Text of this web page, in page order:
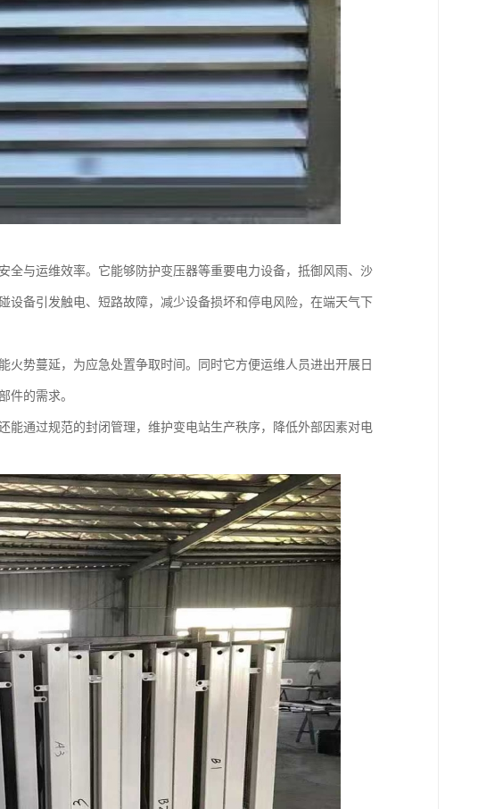
全与运维效率。它能够防护变压器等重要电力设备，抵御风雨、沙
备引发触电、短路故障，减少设备损坏和停电风险，在端天气下
势蔓延，为应急处置争取时间。同时它方便运维人员进出开展日
件的需求。
能通过规范的封闭管理，维护变电站生产秩序，降低外部因素对电